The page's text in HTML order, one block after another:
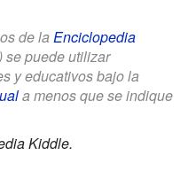
de la Enciclopedia
se puede utilizar
y educativos bajo la
a menos que se indique
Kiddle.